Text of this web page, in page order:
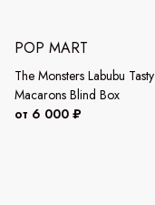
POP MART
The Monsters Labubu Tasty
Macarons Blind Box
от 6 000 ₽